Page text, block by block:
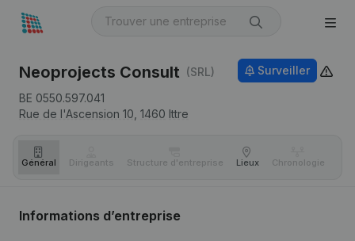
Neoprojects Consult (SRL)
BE 0550.597.041
Rue de l'Ascension 10, 1460 Ittre
Surveiller
Général Dirigeants Structure d'entreprise Lieux Chronologie
Informations d’entreprise